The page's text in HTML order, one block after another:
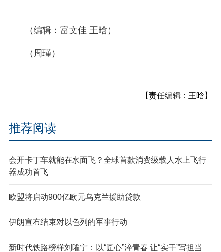
（编辑：富文佳 王晗）
（周瑾）
【责任编辑：王晗】
推荐阅读
会开卡丁车就能在水面飞？全球首款消费级载人水上飞行
器成功首飞
欧盟将启动900亿欧元乌克兰援助贷款
伊朗宣布结束对以色列的军事行动
新时代铁路榜样刘曜宁：以“匠心”淬青春 让“实干”写担当